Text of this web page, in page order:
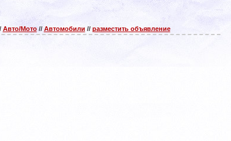
Авто/Мото// Автомобили // разместить объявление